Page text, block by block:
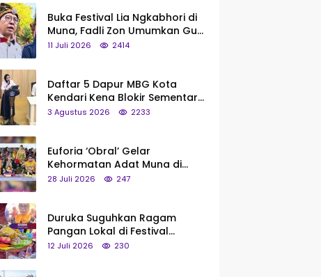
Buka Festival Lia Ngkabhori di
Muna, Fadli Zon Umumkan Gua
Metanduno Segera Naik Status
11 Juli 2026 2414
Daftar 5 Dapur MBG Kota
Kendari Kena Blokir Sementara
dari Pusat
3 Agustus 2026 2233
Euforia ‘Obral’ Gelar
Kehormatan Adat Muna di
Silaturahmi KKMM, Ridwan Bae:
28 Juli 2026 247
Duruka Suguhkan Ragam
Pangan Lokal di Festival
Liangkobhori, Dari Umbi Rebus
12 Juli 2026 230